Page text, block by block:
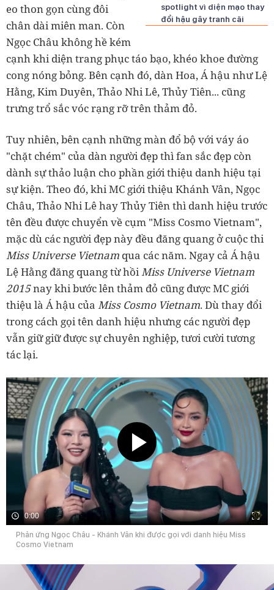
spotlight vì diện mạo thay
đổi hậu gây tranh cãi
eo thon gọn cùng đôi
chân dài miên man. Còn
Ngọc Châu không hề kém
cạnh khi diện trang phục táo bạo, khéo khoe đường
cong nóng bỏng. Bên cạnh đó, dàn Hoa, Á hậu như Lệ
Hằng, Kim Duyên, Thảo Nhi Lê, Thủy Tiên... cũng
trưng trổ sắc vóc rạng rỡ trên thảm đỏ.
Tuy nhiên, bên cạnh những màn đổ bộ với váy áo
"chặt chém" của dàn người đẹp thì fan sắc đẹp còn
dành sự thảo luận cho phần giới thiệu danh hiệu tại
sự kiện. Theo đó, khi MC giới thiệu Khánh Vân, Ngọc
Châu, Thảo Nhi Lê hay Thủy Tiên thì danh hiệu trước
tên đều được chuyển về cụm "Miss Cosmo Vietnam",
mặc dù các người đẹp này đều đăng quang ở cuộc thi
Miss Universe Vietnam qua các năm. Ngay cả Á hậu
Lệ Hằng đăng quang từ hồiMiss Universe Vietnam
2015nay khi bước lên thảm đỏ cũng được MC giới
thiệu là Á hậu của Miss Cosmo Vietnam. Dù thay đổi
trong cách gọi tên danh hiệu nhưng các người đẹp
vẫn giữ giữ được sự chuyên nghiệp, tươi cười tương
tác lại.
0:00
Phản ứng Ngọc Châu - Khánh Vân khi được gọi với danh hiệu Miss
Cosmo Vietnam